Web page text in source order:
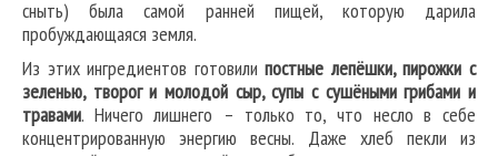
сныть) была самой ранней пищей, которую дарила
пробуждающаяся земля.
Из этих ингредиентов готовилипостные лепёшки, пирожки с
зеленью, творог и молодой сыр, супы с сушёными грибами и
травами. Ничего лишнего – только то, что несло в себе
концентрированную энергию весны. Даже хлеб пекли из